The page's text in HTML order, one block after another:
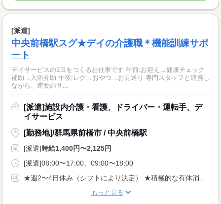
[派遣]
中央前橋駅スグ★デイの介護職＊機能訓練サポ
ート
デイサービスの1日をつくるお仕事です 午前:お迎え→健康チェック
補助→入浴介助 午後:レク→おやつ→お見送り 専門スタッフと連携し
ながら、運動のサ...
[派遣]施設内介護・看護、ドライバー・運転手、デ
イサービス
[勤務地]/群馬県前橋市 / 中央前橋駅
[派遣]時給1,400円〜2,125円
[派遣]08:00〜17:00、09:00〜18:00
もっと見る